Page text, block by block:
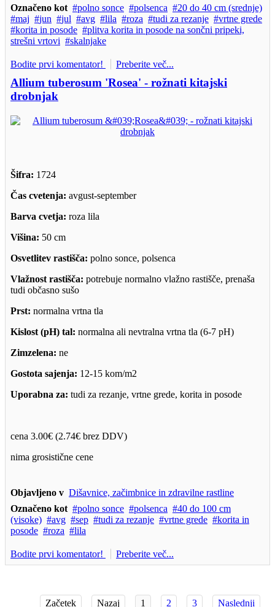
Označeno kot
polno sonce polsenca
20 do 40 cm (srednje)
maj
jun jul avg lila roza tudi za rezanje
vrtne grede
korita in posode
plitva korita in posode na sončni pripeki,
strešni vrtovi
skalnjake
Bodite prvi komentator! Preberite več...
Allium tuberosum 'Rosea' - rožnati kitajski
drobnjak
Šifra: 1724
Čas cvetenja: avgust-september
Barva cvetja: roza lila
Višina: 50 cm
Osvetlitev rastišča: polno sonce, polsenca
Vlažnost rastišča: potrebuje normalno vlažno rastišče, prenaša
tudi občasno sušo
Prst: normalna vrtna tla
Kislost (pH) tal: normalna ali nevtralna vrtna tla (6-7 pH)
Zimzelena: ne
Gostota sajenja: 12-15 kom/m2
Uporabna za: tudi za rezanje, vrtne grede, korita in posode
cena 3.00€ (2.74€ brez DDV)
nima grosistične cene
Objavljeno v Dišavnice, začimbnice in zdravilne rastline
Označeno kot
polno sonce polsenca
40 do 100 cm
(visoke)
avg sep tudi za rezanje vrtne grede
korita in
posode
roza lila
Bodite prvi komentator! Preberite več...
Začetek Nazaj 1 2 3
Naslednji